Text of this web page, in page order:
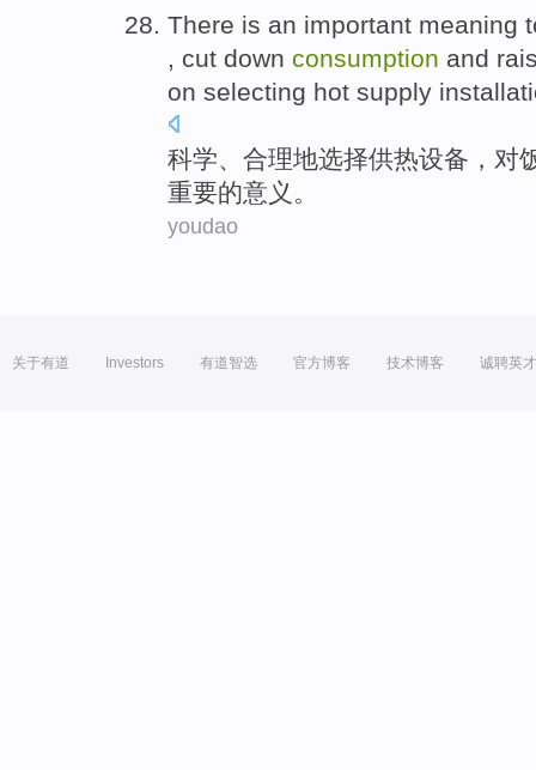
There is an important meaning
, cut down consumption and
on selecting hot supply
科学 合理地选择供热设备 ，对
重要的意义 。
youdao
关于有道 Investors 有道智选 官方博客 技术博客 诚聘英才